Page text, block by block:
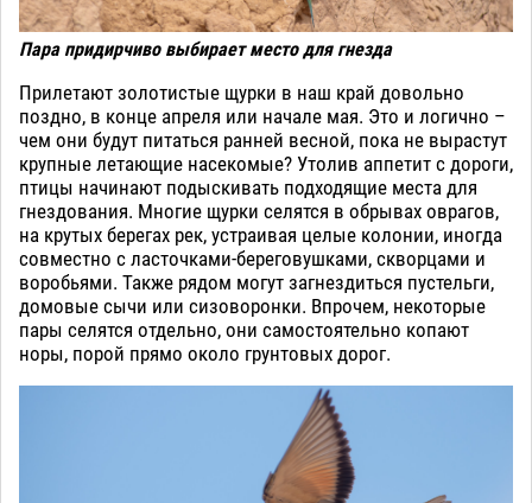
Пара придирчиво выбирает место для гнезда
Прилетают золотистые щурки в наш край довольно
поздно, в конце апреля или начале мая. Это и логично –
чем они будут питаться ранней весной, пока не вырастут
крупные летающие насекомые? Утолив аппетит с дороги,
птицы начинают подыскивать подходящие места для
гнездования. Многие щурки селятся в обрывах оврагов,
на крутых берегах рек, устраивая целые колонии, иногда
совместно с ласточками-береговушками, скворцами и
воробьями. Также рядом могут загнездиться пустельги,
домовые сычи или сизоворонки. Впрочем, некоторые
пары селятся отдельно, они самостоятельно копают
норы, порой прямо около грунтовых дорог.